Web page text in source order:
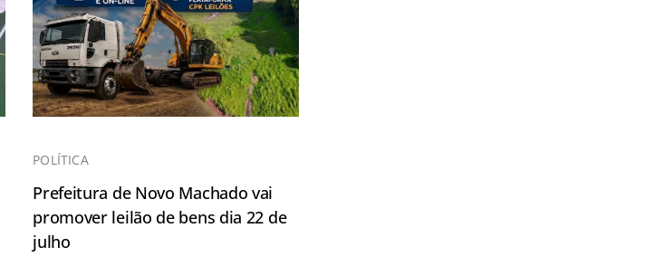
POLÍTICA
Prefeitura de Novo Machado vai
promover leilão de bens dia 22 de
julho